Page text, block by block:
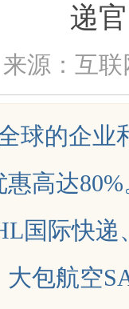
递
来源：互联
球的企业
高达
国际快
包航空
“搜不到”为什么隔壁店
天天给他免费派单？